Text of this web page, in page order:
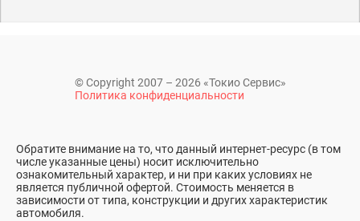
© Copyright 2007 – 2026 «Токио Сервис»
Политика конфиденциальности
Обратите внимание на то, что данный интернет-ресурс (в том
числе указанные цены) носит исключительно
ознакомительный характер, и ни при каких условиях не
является публичной офертой. Стоимость меняется в
зависимости от типа, конструкции и других характеристик
автомобиля.